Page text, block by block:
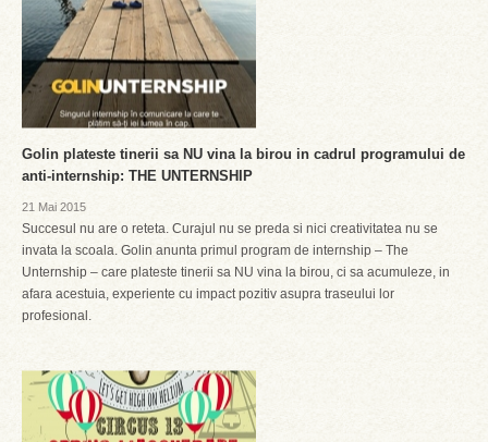
Golin plateste tinerii sa NU vina la birou in cadrul programului de
anti-internship: THE UNTERNSHIP
21 Mai 2015
Succesul nu are o reteta. Curajul nu se preda si nici creativitatea nu se
invata la scoala. Golin anunta primul program de internship – The
Unternship – care plateste tinerii sa NU vina la birou, ci sa acumuleze, in
afara acestuia, experiente cu impact pozitiv asupra traseului lor
profesional.